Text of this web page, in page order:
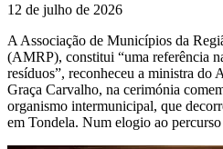
12 de julho de 2026
A Associação de Municípios da
(AMRP), constitui “uma referência
resíduos”, reconheceu a ministra do
Graça Carvalho, na cerimónia
organismo intermunicipal, que
em Tondela. Num elogio ao